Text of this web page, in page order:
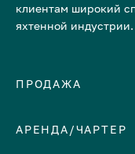
клиентам широкий
яхтенной индустрии.
ПРОДАЖА
Количество кают
АРЕНДА/ЧАРТЕР